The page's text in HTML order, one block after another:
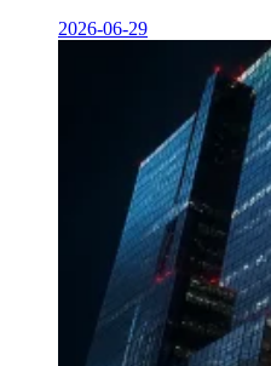
2026-06-29